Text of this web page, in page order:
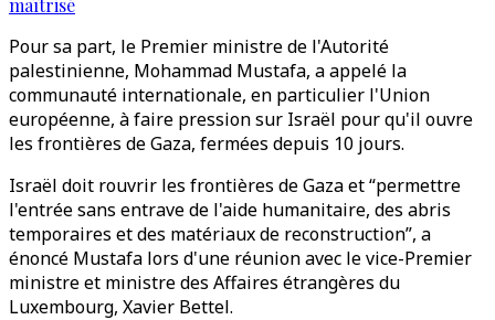
maîtrisé
Pour sa part, le Premier ministre de l'Autorité
palestinienne, Mohammad Mustafa, a appelé la
communauté internationale, en particulier l'Union
européenne, à faire pression sur Israël pour qu'il ouvre
les frontières de Gaza, fermées depuis 10 jours.
Israël doit rouvrir les frontières de Gaza et “permettre
l'entrée sans entrave de l'aide humanitaire, des abris
temporaires et des matériaux de reconstruction”, a
énoncé Mustafa lors d'une réunion avec le vice-Premier
ministre et ministre des Affaires étrangères du
Luxembourg, Xavier Bettel.